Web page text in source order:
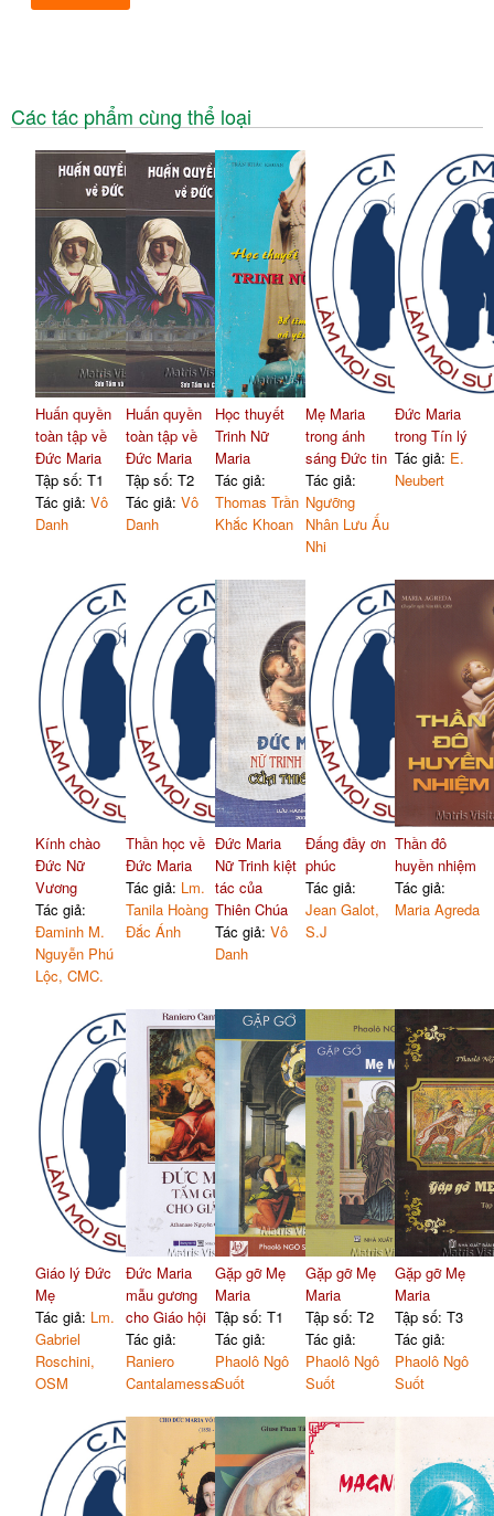
Các tác phẩm cùng thể loại
Huấn quyền
toàn tập về
Đức Maria
Tập số: T1
Tác giả:Vô
Danh
Huấn quyền
toàn tập về
Đức Maria
Tập số: T2
Tác giả: Vô
Danh
Học thuyết
Trinh Nữ
Maria
Tác giả:
Thomas Trần
Khắc Khoan
Mẹ Maria
trong ánh
sáng Đức tin
Tác giả:
Ngưỡng
Nhân Lưu Ấu
Nhi
Đức Maria
trong Tín lý
Tác giả: E.
Neubert
Kính chào
Đức Nữ
Vương
Tác giả:
Đaminh M.
Nguyễn Phú
Lộc, CMC.
Thần học về
Đức Maria
Tác giả: Lm.
Tanila Hoàng
Đắc Ánh
Đức Maria
Nữ Trinh kiệt
tác của
Thiên Chúa
Tác giả:Vô
Danh
Đấng đầy ơn
phúc
Tác giả:
Jean Galot,
S.J
Thần đô
huyền nhiệm
Tác giả:
Maria Agreda
Giáo lý Đức
Mẹ
Tác giả: Lm.
Gabriel
Roschini,
OSM
Đức Maria
mẫu gương
cho Giáo hội
Tác giả:
Raniero
Cantalamessa
Gặp gỡ Mẹ
Maria
Tập số: T1
Tác giả:
Phaolô Ngô
Suốt
Gặp gỡ Mẹ
Maria
Tập số: T2
Tác giả:
Phaolô Ngô
Suốt
Gặp gỡ Mẹ
Maria
Tập số: T3
Tác giả:
Phaolô Ngô
Suốt